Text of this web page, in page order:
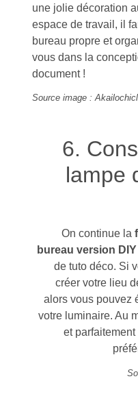
une jolie décoration
espace de travail, il
bureau propre et
vous dans la
document !
Source image :
6.
lampe
On continue la
bureau version
de tuto déco. Si
créer votre lieu
alors vous pouvez
votre luminaire. Au
et